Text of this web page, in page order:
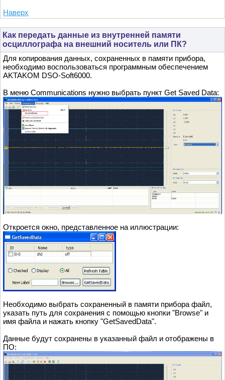
Наверх
Как передать данные из внутренней памяти
осциллографа на внешний носитель или ПК?
Для копирования данных, сохраненных в памяти прибора,
необходимо воспользоваться программным обеспечением
AKTAKOM DSO-Soft6000.
В меню Communications нужно выбрать пункт Get Saved Data:
Откроется окно, представленное на иллюстрации:
Необходимо выбрать сохраненный в памяти прибора файл,
указать путь для сохранения с помощью кнопки "Browse" и
имя файла и нажать кнопку "GetSavedData".
Данные будут сохранены в указанный файл и отображены в
ПО: